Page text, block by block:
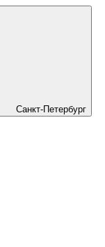
Санкт-Петербург